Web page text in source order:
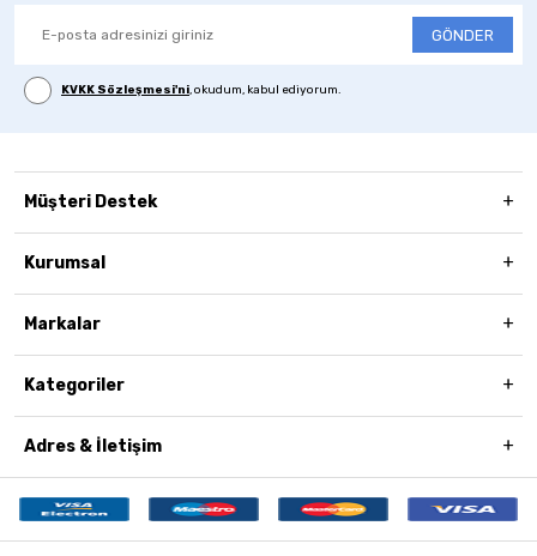
GÖNDER
KVKK Sözleşmesi'ni, okudum, kabul ediyorum.
Müşteri Destek
Kurumsal
Markalar
Kategoriler
Adres & İletişim